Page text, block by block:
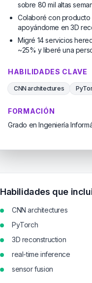
sobre 80 mil altas
Colaboré con producto
apoyándome en 3D
Migré 14 servicios
~25% y liberé una
HABILIDADES CLAVE
CNN architectures
FORMACIÓN
Grado en Ingeniería
Habilidades que
CNN architectures
PyTorch
3D reconstruction
real-time inference
sensor fusion